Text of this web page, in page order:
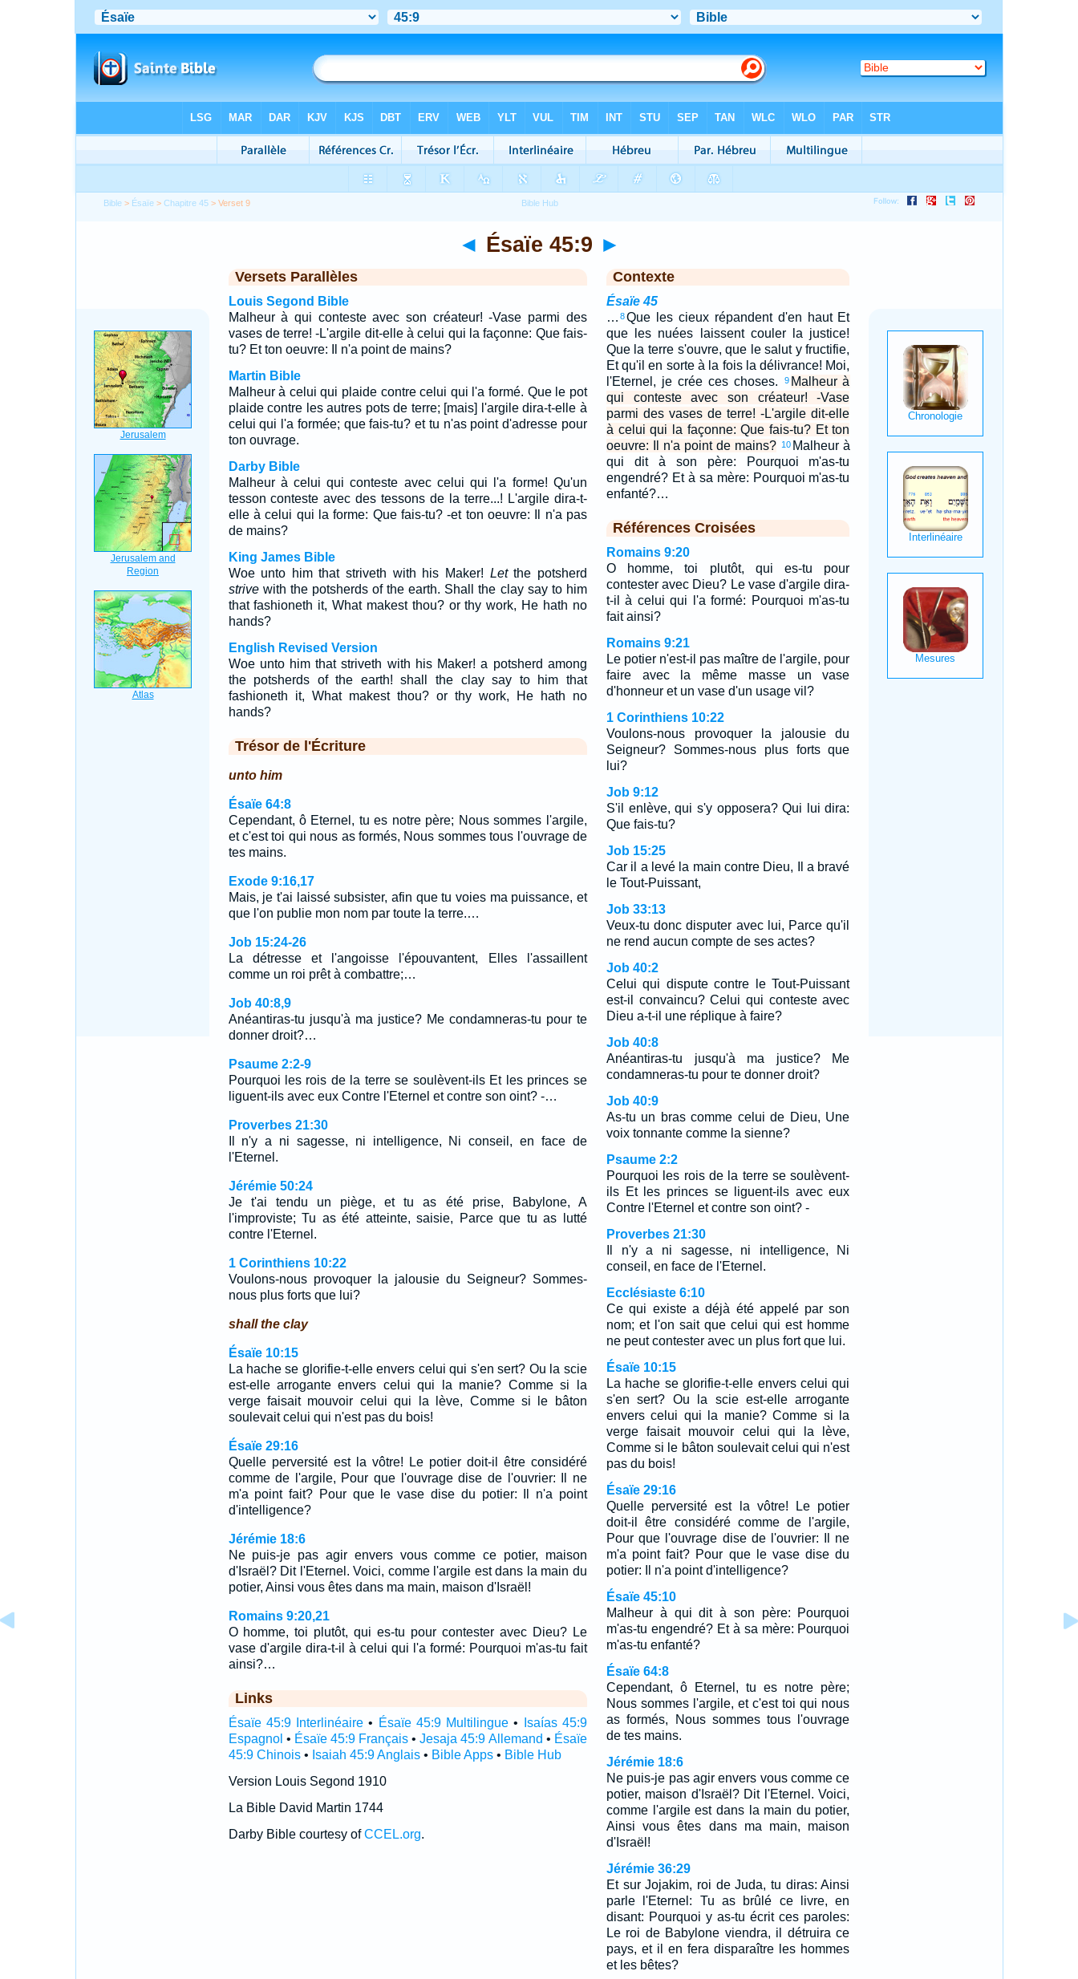
Bible > Ésaïe >Chapitre 45 > Verset 9
◄ Ésaïe 45:9 ►
Versets Parallèles
Louis Segond Bible
Malheur à qui conteste avec son créateur! -Vase parmi des
vases de terre! -L'argile dit-elle à celui qui la façonne: Que fais-
tu? Et ton oeuvre: Il n'a point de mains?
Martin Bible
Malheur à celui qui plaide contre celui qui l'a formé. Que le pot
plaide contre les autres pots de terre; [mais] l'argile dira-t-elle à
celui qui l'a formée; que fais-tu? et tu n'as point d'adresse pour
ton ouvrage.
Darby Bible
Malheur à celui qui conteste avec celui qui l'a forme! Qu'un
tesson conteste avec des tessons de la terre...! L'argile dira-t-
elle à celui qui la forme: Que fais-tu? -et ton oeuvre: Il n'a pas
de mains?
King James Bible
Woe unto him that striveth with his Maker! Letthe potsherd
strivewith the potsherds of the earth. Shall the clay say to him
that fashioneth it, What makest thou? or thy work, He hath no
hands?
English Revised Version
Woe unto him that striveth with his Maker! a potsherd among
the potsherds of the earth! shall the clay say to him that
fashioneth it, What makest thou? or thy work, He hath no
hands?
Trésor de l'Écriture
unto him
Ésaïe 64:8
Cependant, ô Eternel, tu es notre père; Nous sommes l'argile,
et c'est toi qui nous as formés, Nous sommes tous l'ouvrage de
tes mains.
Exode 9:16,17
Mais, je t'ai laissé subsister, afin que tu voies ma puissance, et
que l'on publie mon nom par toute la terre.…
Job 15:24-26
La détresse et l'angoisse l'épouvantent, Elles l'assaillent
comme un roi prêt à combattre;…
Job 40:8,9
Anéantiras-tu jusqu'à ma justice? Me condamneras-tu pour te
donner droit?…
Psaume 2:2-9
Pourquoi les rois de la terre se soulèvent-ils Et les princes se
liguent-ils avec eux Contre l'Eternel et contre son oint? -…
Proverbes 21:30
Il n'y a ni sagesse, ni intelligence, Ni conseil, en face de
l'Eternel.
Jérémie 50:24
Je t'ai tendu un piège, et tu as été prise, Babylone, A
l'improviste; Tu as été atteinte, saisie, Parce que tu as lutté
contre l'Eternel.
1 Corinthiens 10:22
Voulons-nous provoquer la jalousie du Seigneur? Sommes-
nous plus forts que lui?
shall the clay
Ésaïe 10:15
La hache se glorifie-t-elle envers celui qui s'en sert? Ou la scie
est-elle arrogante envers celui qui la manie? Comme si la
verge faisait mouvoir celui qui la lève, Comme si le bâton
soulevait celui qui n'est pas du bois!
Ésaïe 29:16
Quelle perversité est la vôtre! Le potier doit-il être considéré
comme de l'argile, Pour que l'ouvrage dise de l'ouvrier: Il ne
m'a point fait? Pour que le vase dise du potier: Il n'a point
d'intelligence?
Jérémie 18:6
Ne puis-je pas agir envers vous comme ce potier, maison
d'Israël? Dit l'Eternel. Voici, comme l'argile est dans la main du
potier, Ainsi vous êtes dans ma main, maison d'Israël!
Romains 9:20,21
O homme, toi plutôt, qui es-tu pour contester avec Dieu? Le
vase d'argile dira-t-il à celui qui l'a formé: Pourquoi m'as-tu fait
ainsi?…
Links
Ésaïe 45:9 Interlinéaire • Ésaïe 45:9 Multilingue •
Isaías 45:9
Espagnol • Ésaïe 45:9 Français •Jesaja 45:9 Allemand • Ésaïe
45:9 Chinois• Isaiah 45:9 Anglais• Bible Apps• Bible Hub
Version Louis Segond 1910
La Bible David Martin 1744
Darby Bible courtesy ofCCEL.org.
Contexte
Ésaïe 45
… 8Que les cieux répandent d'en haut Et
que les nuées laissent couler la justice!
Que la terre s'ouvre, que le salut y fructifie,
Et qu'il en sorte à la fois la délivrance! Moi,
l'Eternel, je crée ces choses.
9 Malheur à
qui conteste avec son créateur! -Vase
parmi des vases de terre! -L'argile dit-elle
à celui qui la façonne: Que fais-tu? Et ton
oeuvre: Il n'a point de mains?
10 Malheur à
qui dit à son père: Pourquoi m'as-tu
engendré? Et à sa mère: Pourquoi m'as-tu
enfanté?…
Références Croisées
Romains 9:20
O homme, toi plutôt, qui es-tu pour
contester avec Dieu? Le vase d'argile dira-
t-il à celui qui l'a formé: Pourquoi m'as-tu
fait ainsi?
Romains 9:21
Le potier n'est-il pas maître de l'argile, pour
faire avec la même masse un vase
d'honneur et un vase d'un usage vil?
1 Corinthiens 10:22
Voulons-nous provoquer la jalousie du
Seigneur? Sommes-nous plus forts que
lui?
Job 9:12
S'il enlève, qui s'y opposera? Qui lui dira:
Que fais-tu?
Job 15:25
Car il a levé la main contre Dieu, Il a bravé
le Tout-Puissant,
Job 33:13
Veux-tu donc disputer avec lui, Parce qu'il
ne rend aucun compte de ses actes?
Job 40:2
Celui qui dispute contre le Tout-Puissant
est-il convaincu? Celui qui conteste avec
Dieu a-t-il une réplique à faire?
Job 40:8
Anéantiras-tu jusqu'à ma justice? Me
condamneras-tu pour te donner droit?
Job 40:9
As-tu un bras comme celui de Dieu, Une
voix tonnante comme la sienne?
Psaume 2:2
Pourquoi les rois de la terre se soulèvent-
ils Et les princes se liguent-ils avec eux
Contre l'Eternel et contre son oint? -
Proverbes 21:30
Il n'y a ni sagesse, ni intelligence, Ni
conseil, en face de l'Eternel.
Ecclésiaste 6:10
Ce qui existe a déjà été appelé par son
nom; et l'on sait que celui qui est homme
ne peut contester avec un plus fort que lui.
Ésaïe 10:15
La hache se glorifie-t-elle envers celui qui
s'en sert? Ou la scie est-elle arrogante
envers celui qui la manie? Comme si la
verge faisait mouvoir celui qui la lève,
Comme si le bâton soulevait celui qui n'est
pas du bois!
Ésaïe 29:16
Quelle perversité est la vôtre! Le potier
doit-il être considéré comme de l'argile,
Pour que l'ouvrage dise de l'ouvrier: Il ne
m'a point fait? Pour que le vase dise du
potier: Il n'a point d'intelligence?
Ésaïe 45:10
Malheur à qui dit à son père: Pourquoi
m'as-tu engendré? Et à sa mère: Pourquoi
m'as-tu enfanté?
Ésaïe 64:8
Cependant, ô Eternel, tu es notre père;
Nous sommes l'argile, et c'est toi qui nous
as formés, Nous sommes tous l'ouvrage
de tes mains.
Jérémie 18:6
Ne puis-je pas agir envers vous comme ce
potier, maison d'Israël? Dit l'Eternel. Voici,
comme l'argile est dans la main du potier,
Ainsi vous êtes dans ma main, maison
d'Israël!
Jérémie 36:29
Et sur Jojakim, roi de Juda, tu diras: Ainsi
parle l'Eternel: Tu as brûlé ce livre, en
disant: Pourquoi y as-tu écrit ces paroles:
Le roi de Babylone viendra, il détruira ce
pays, et il en fera disparaître les hommes
et les bêtes?